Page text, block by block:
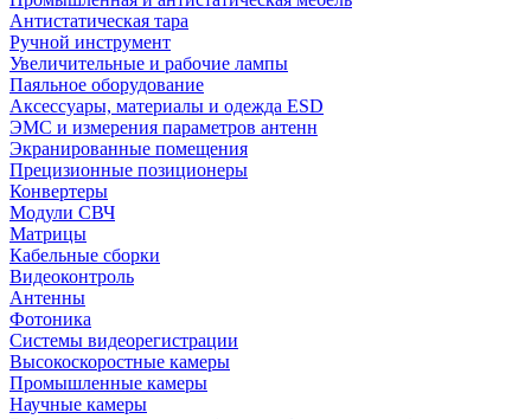
Антистатическая тара
Ручной инструмент
Увеличительные и рабочие лампы
Паяльное оборудование
Аксессуары, материалы и одежда ESD
ЭМС и измерения параметров антенн
Экранированные помещения
Прецизионные позиционеры
Конвертеры
Модули СВЧ
Матрицы
Кабельные сборки
Видеоконтроль
Антенны
Фотоника
Cистемы видеорегистрации
Высокоскоростные камеры
Промышленные камеры
Научные камеры